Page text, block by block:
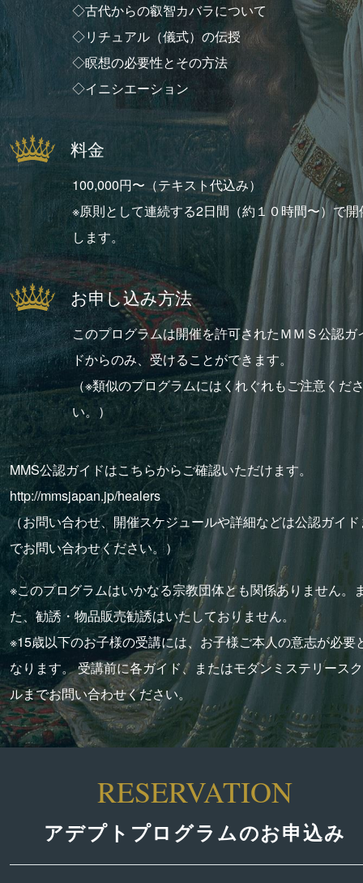
◇古代からの叡智カバラについて
◇リチュアル（儀式）の伝授
◇瞑想の必要性とその方法
◇イニシエーション
料金
100,000円〜（テキスト代込み）
※原則として連続する2日間（約１０時間〜）で開
します。
お申し込み方法
このプログラムは開催を許可されたＭＭＳ公認ガ
ドからのみ、受けることができます。
（※類似のプログラムにはくれぐれもご注意くだ
い。）
MMS公認ガイドはこちらからご確認いただけます。
http://mmsjapan.jp/healers
（お問い合わせ、開催スケジュールや詳細などは公認ガイ
でお問い合わせください。）
※このプログラムはいかなる宗教団体とも関係ありません。
た、勧誘・物品販売勧誘はいたしておりません。
※15歳以下のお子様の受講には、お子様ご本人の意志が必要
なります。 受講前に各ガイド、またはモダンミステリース
ルまでお問い合わせください。
RESERVATION
アデプトプログラムのお申込み